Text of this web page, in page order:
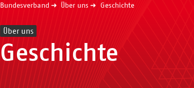
Bundesverband Über uns Geschichte
Über uns
Geschichte